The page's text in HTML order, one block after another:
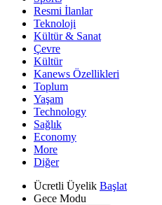
Resmi İlanlar
Teknoloji
Kültür & Sanat
Çevre
Kültür
Kanews Özellikleri
Toplum
Yaşam
Technology
Sağlık
Economy
More
Diğer
Ücretli Üyelik Başlat
Gece Modu